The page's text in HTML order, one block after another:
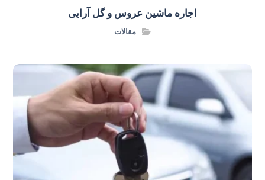
اجاره ماشین عروس و گل‌ آرایی
مقالات